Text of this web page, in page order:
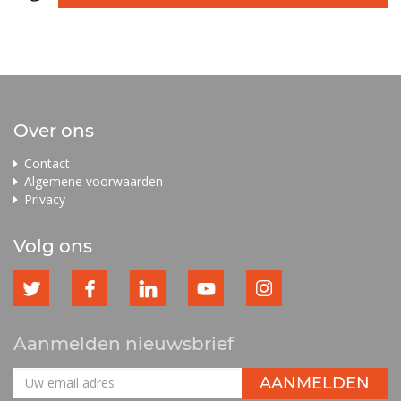
Over ons
Contact
Algemene voorwaarden
Privacy
Volg ons
Aanmelden nieuwsbrief